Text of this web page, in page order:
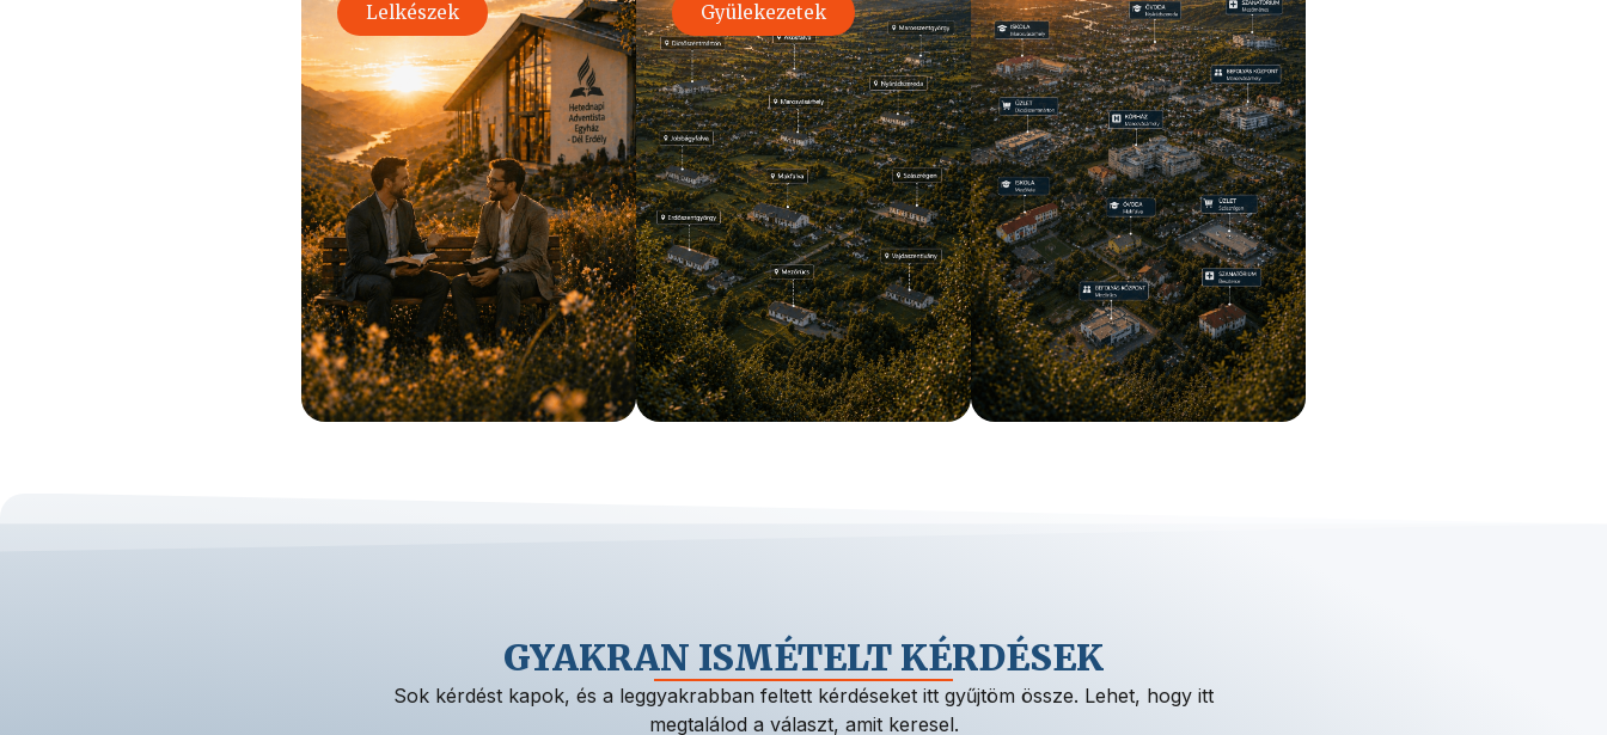
Lelkészek Gyülekezetek
GYAKRAN ISMÉTELT KÉRDÉSEK
Sok kérdést kapok, és a leggyakrabban feltett kérdéseket itt gyűjtöm össze. Lehet, hogy itt
megtalálod a választ, amit keresel.